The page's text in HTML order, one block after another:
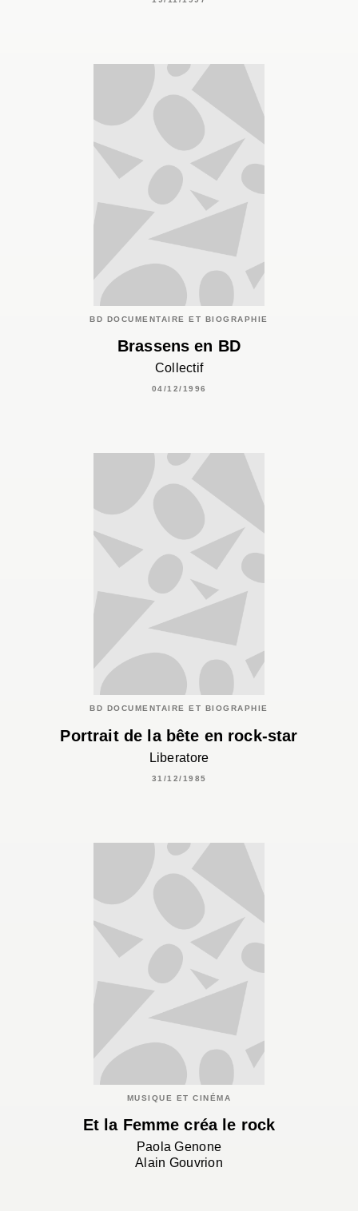
BD DOCUMENTAIRE ET BIOGRAPHIE
Brassens en BD
Collectif
04/12/1996
BD DOCUMENTAIRE ET BIOGRAPHIE
Portrait de la bête en rock-star
Liberatore
31/12/1985
MUSIQUE ET CINÉMA
Et la Femme créa le rock
Paola Genone
Alain Gouvrion